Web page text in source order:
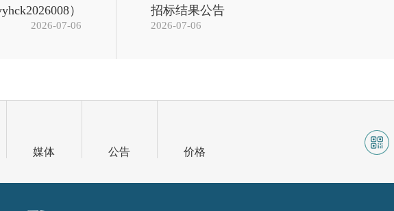
）
2026-07-06
招标结果公告
2026-07-06
媒体 公告 价格